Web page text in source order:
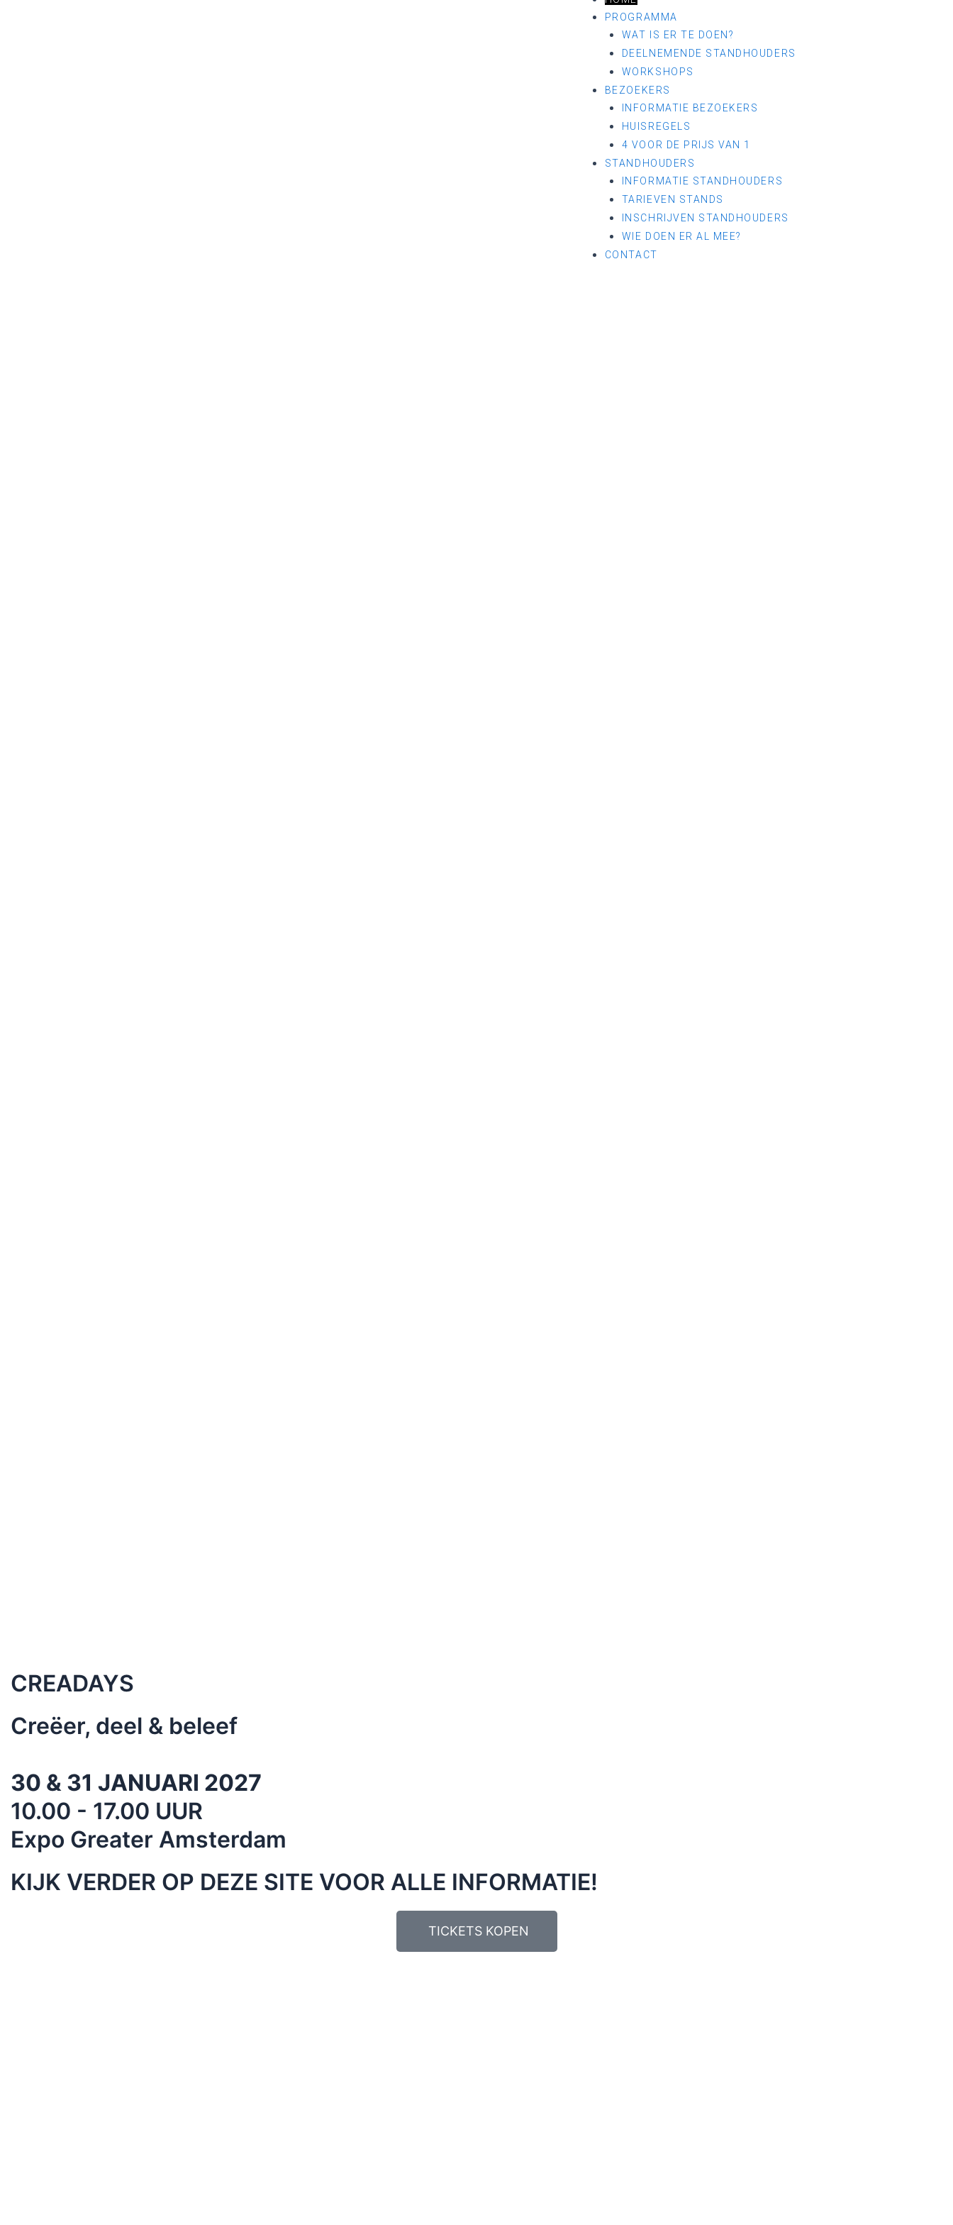
PROGRAMMA
WAT IS ER TE DOEN?
DEELNEMENDE STANDHOUDERS
WORKSHOPS
BEZOEKERS
INFORMATIE BEZOEKERS
HUISREGELS
4 VOOR DE PRIJS VAN 1
STANDHOUDERS
INFORMATIE STANDHOUDERS
TARIEVEN STANDS
INSCHRIJVEN STANDHOUDERS
WIE DOEN ER AL MEE?
CONTACT
CREADAYS
Creëer, deel & beleef
30 & 31 JANUARI 2027
10.00 - 17.00 UUR
Expo Greater Amsterdam
KIJK VERDER OP DEZE SITE VOOR ALLE INFORMATIE!
TICKETS KOPEN